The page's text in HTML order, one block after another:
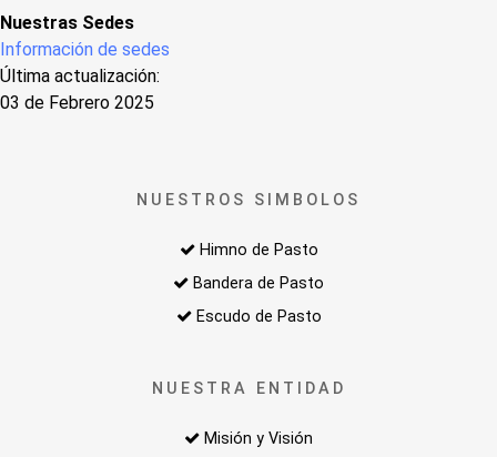
Nuestras Sedes
Información de sedes
Última actualización:
03 de Febrero 2025
NUESTROS SIMBOLOS
Himno de Pasto
Bandera de Pasto
Escudo de Pasto
NUESTRA ENTIDAD
Misión y Visión